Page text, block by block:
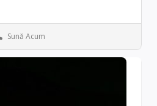
Sună Acum